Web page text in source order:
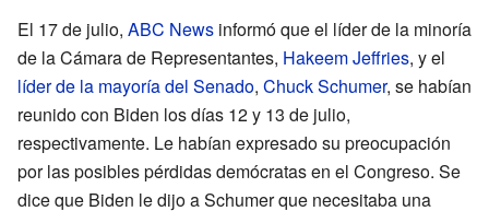
El 17 de julio, ABC News informó que el líder de la minoría
de la Cámara de Representantes, Hakeem Jeffries, y el
líder de la mayoría del Senado, Chuck Schumer, se habían
reunido con Biden los días 12 y 13 de julio,
respectivamente. Le habían expresado su preocupación
por las posibles pérdidas demócratas en el Congreso. Se
dice que Biden le dijo a Schumer que necesitaba una